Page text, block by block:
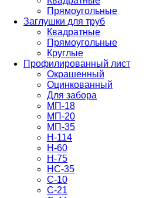
Прямоугольные
Заглушки для труб
Квадратные
Прямоугольные
Круглые
Профилированный лист
Окрашенный
Оцинкованный
Для забора
МП-18
МП-20
МП-35
Н-114
Н-60
Н-75
НС-35
С-10
С-21